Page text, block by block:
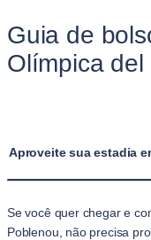
Guia de
Olímpica del
Aproveite sua estadia
Se você quer chegar e
Poblenou, não precisa